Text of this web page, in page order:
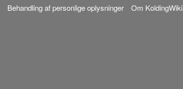
Behandling af personlige oplysninger Om KoldingWiki